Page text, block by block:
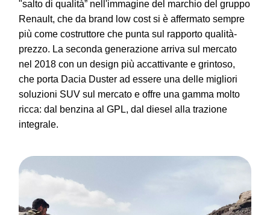
"salto di qualità” nell'immagine del marchio del gruppo
Renault, che da brand low cost si è affermato sempre
più come costruttore che punta sul rapporto qualità-
prezzo. La seconda generazione arriva sul mercato
nel 2018 con un design più accattivante e grintoso,
che porta Dacia Duster ad essere una delle migliori
soluzioni SUV sul mercato e offre una gamma molto
ricca: dal benzina al GPL, dal diesel alla trazione
integrale.